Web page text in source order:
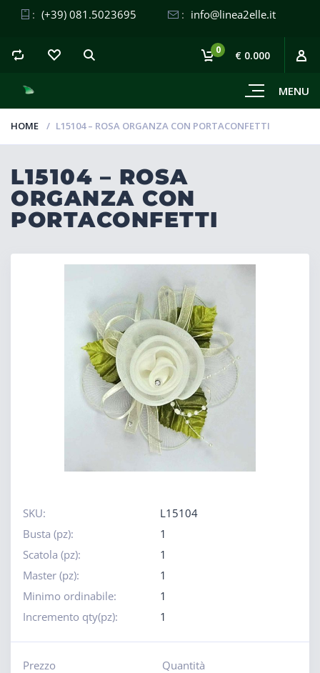
: (+39) 081.5023695 : info@linea2elle.it
MENU
0 € 0.000
HOME L15104 – ROSA ORGANZA CON PORTACONFETTI
L15104 – ROSA
ORGANZA CON
PORTACONFETTI
SKU:
L15104
Busta (pz):
1
Scatola (pz):
1
Master (pz):
1
Minimo ordinabile:
1
Incremento qty(pz):
1
Prezzo
Quantità